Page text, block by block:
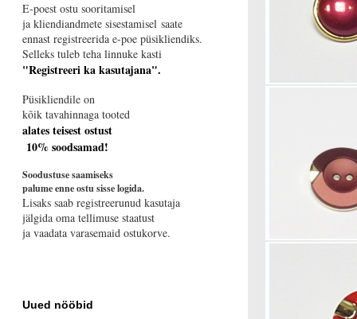
E-poest ostu sooritamisel
ja kliendiandmete sisestamisel saate
ennast registreerida e-poe püsikliendiks.
Selleks tuleb teha linnuke kasti
"Registreeri ka kasutajana".
Püsikliendile on
kõik tavahinnaga tooted
alates teisest ostust
10% soodsamad!
Soodustuse saamiseks
palume enne ostu sisse logida.
Lisaks saab registreerunud kasutaja
jälgida oma tellimuse staatust
ja vaadata varasemaid ostukorve.
Uued nööbid